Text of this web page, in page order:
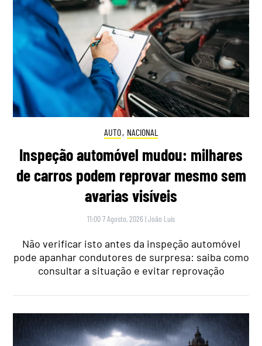
AUTO, NACIONAL
Inspeção automóvel mudou: milhares
de carros podem reprovar mesmo sem
avarias visíveis
11:00 7 Agosto, 2026 |João Luís
Não verificar isto antes da inspeção automóvel
pode apanhar condutores de surpresa: saiba como
consultar a situação e evitar reprovação